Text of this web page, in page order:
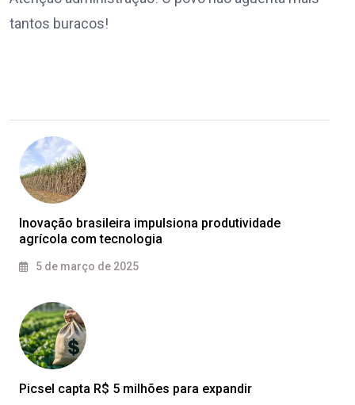
tantos buracos!
Inovação brasileira impulsiona produtividade
agrícola com tecnologia
5 de março de 2025
Picsel capta R$ 5 milhões para expandir